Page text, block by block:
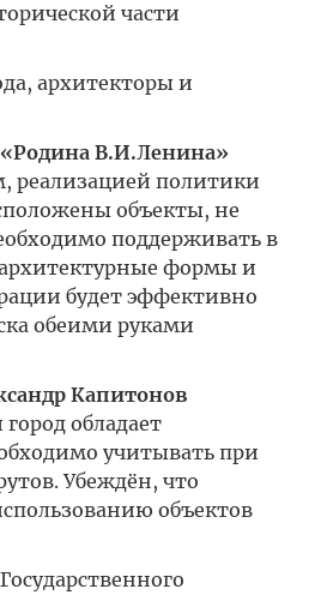
части
архитекторы и
В.И.Ленина»
реализацией политики
объекты, не
поддерживать в
формы и
будет эффективно
обеими руками
Капитонов
обладает
учитывать при
Убеждён, что
объектов